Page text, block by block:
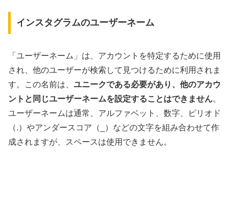
インスタグラムのユーザーネーム
「ユーザーネーム」は、アカウントを特定するために使用
され、他のユーザーが検索して見つけるために利用されま
す。この名前は、 ユニークである必要があり、他のアカウ
ントと同じユーザーネームを設定することはできません。
ユーザーネームは通常、アルファベット、数字、ピリオド
（.）やアンダースコア（_）などの文字を組み合わせて作
成されますが、スペースは使用できません。